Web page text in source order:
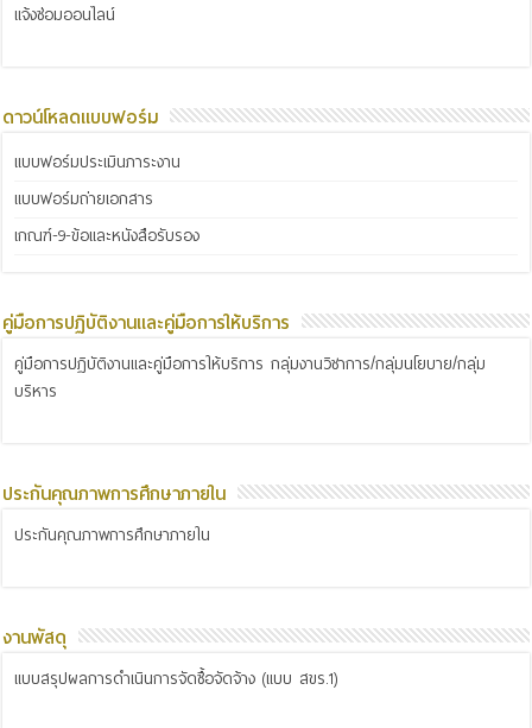
แจ้งซ่อมออนไลน์
ดาวน์โหลดแบบฟอร์ม
แบบฟอร์มประเมินภาระงาน
แบบฟอร์มถ่ายเอกสาร
เกณฑ์-9-ข้อและหนังสือรับรอง
คู่มือการปฏิบัติงานและคู่มือการให้บริการ
คู่มือการปฏิบัติงานและคู่มือการให้บริการ กลุ่มงานวิชาการ/กลุ่มนโยบาย/กลุ่ม
บริหาร
ประกันคุณภาพการศึกษาภายใน
ประกันคุณภาพการศึกษาภายใน
งานพัสดุ
แบบสรุปผลการดำเนินการจัดซื้อจัดจ้าง (แบบ สขร.1)